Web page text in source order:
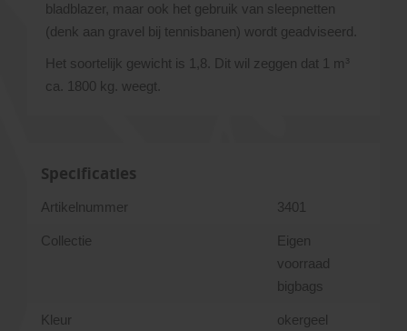
bladblazer, maar ook het gebruik van sleepnetten
(denk aan gravel bij tennisbanen) wordt geadviseerd.
Het soortelijk gewicht is 1,8. Dit wil zeggen dat 1 m³
ca. 1800 kg. weegt.
Specificaties
Artikelnummer 3401
Collectie
Eigen
voorraad
bigbags
Kleur okergeel